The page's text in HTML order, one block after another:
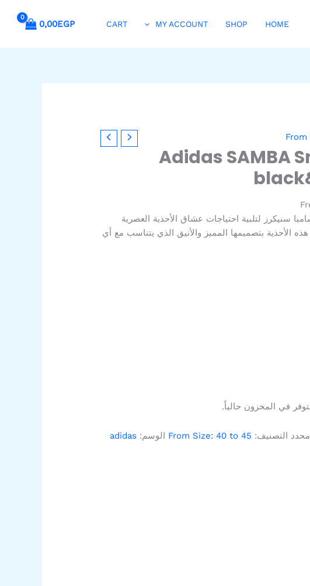
HOME
SHOP
MY ACCOUNT
CART
0,00EGP
Adidas SAMBA
سنيكرز لتلبية احتياجات عشاق الأحذية العصرية
هذه الأحذية بتصميمها المميز والأنيق الذي يتناسب مع أي
في المخزون حالياً.
التصنيف: From Size: 40 to 45 الوسم: adidas